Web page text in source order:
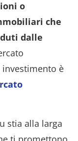
o
che
dalle
è
stia alla larga